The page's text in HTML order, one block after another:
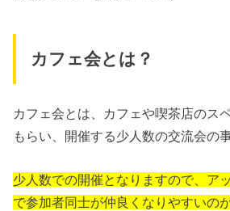
カフェ会とは？
カフェ会とは、カフェや喫茶店のス
もらい、開催する少人数の交流会の
少人数での開催となりますので、ア
で参加者同士が仲良くなりやすいの